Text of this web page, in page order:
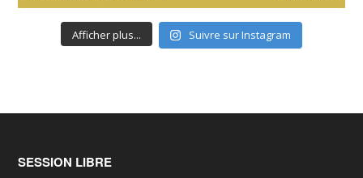
Afficher plus... Suivre sur Instagram
SESSION LIBRE